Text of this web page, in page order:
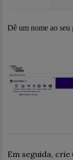
Dê um nome ao seu
Em seguida,